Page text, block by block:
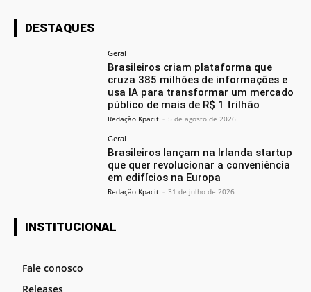
DESTAQUES
Geral
Brasileiros criam plataforma que
cruza 385 milhões de informações e
usa IA para transformar um mercado
público de mais de R$ 1 trilhão
Redação Kpacit - 5 de agosto de 2026
Geral
Brasileiros lançam na Irlanda startup
que quer revolucionar a conveniência
em edifícios na Europa
Redação Kpacit - 31 de julho de 2026
INSTITUCIONAL
Fale conosco
Releases